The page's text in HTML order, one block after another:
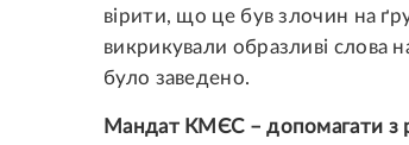
вірити, що це був злочин на
викрикували образливі слова
було заведено.
Мандат КМЄС – допомагати з